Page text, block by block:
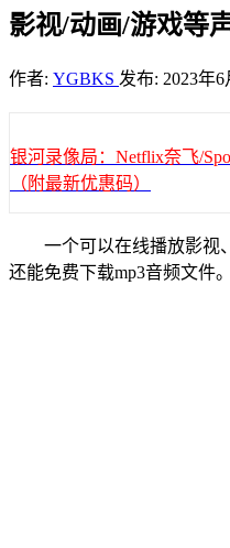
影视/动画/游戏等
作者: YGBKS 发布: 2023年6
银河录像局：Netflix奈飞/
（附最新优惠码）
一个可以在线播放影视
还能免费下载mp3音频文件。